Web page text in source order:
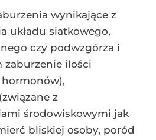
wynikające z
układu siatkowego,
czy podwzgórza i
zaburzenie ilości
z
środowiskowymi jak
bliskiej osoby, poród